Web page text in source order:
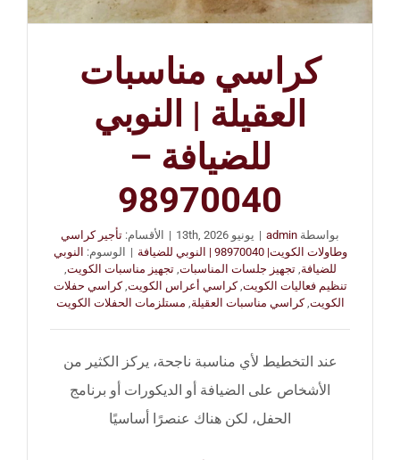
كراسي مناسبات
العقيلة | النوبي
للضيافة –
98970040
بواسطة admin
| يونيو 13th, 2026 | الأقسام: تأجير كراسي
وطاولات الكويت| 98970040 | النوبي للضيافة
| الوسوم: النوبي
للضيافة,تجهيز جلسات المناسبات,تجهيز مناسبات الكويت,
تنظيم فعاليات الكويت,كراسي أعراس الكويت,كراسي حفلات
الكويت,كراسي مناسبات العقيلة, مستلزمات الحفلات الكويت
عند التخطيط لأي مناسبة ناجحة، يركز الكثير من
الأشخاص على الضيافة أو الديكورات أو برنامج
الحفل، لكن هناك عنصرًا أساسيًا